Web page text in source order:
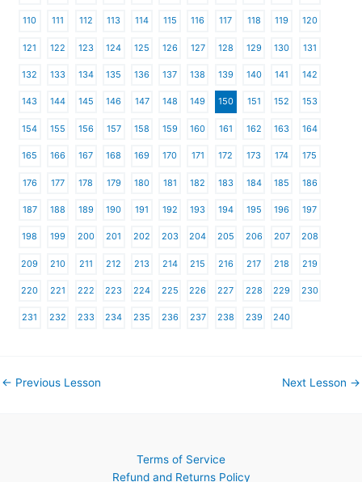
110 111 112 113 114 115 116 117 118 119 120
121 122 123 124 125 126 127 128 129 130 131
132 133 134 135 136 137 138 139 140 141 142
143 144 145 146 147 148 149 150 151 152 153
154 155 156 157 158 159 160 161 162 163 164
165 166 167 168 169 170 171 172 173 174 175
176 177 178 179 180 181 182 183 184 185 186
187 188 189 190 191 192 193 194 195 196 197
198 199 200 201 202 203 204 205 206 207 208
209 210 211 212 213 214 215 216 217 218 219
220 221 222 223 224 225 226 227 228 229 230
231 232 233 234 235 236 237 238 239 240
← Previous Lesson Next Lesson →
Terms of Service
Refund and Returns Policy